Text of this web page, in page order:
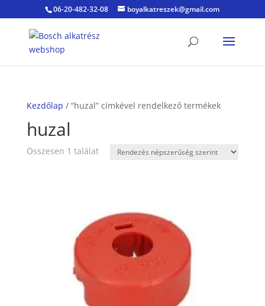
06-20-482-32-08 boyalkatreszek@gmail.com
Kezdőlap / “huzal” címkével rendelkező termékek
huzal
Összesen 1 találat